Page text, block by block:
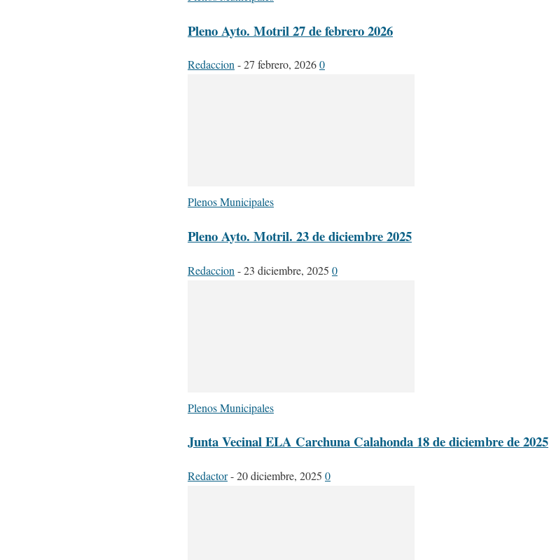
Pleno Ayto. Motril 27 de febrero 2026
Redaccion-27 febrero, 20260
Plenos Municipales
Pleno Ayto. Motril. 23 de diciembre 2025
Redaccion -23 diciembre, 2025 0
Plenos Municipales
Junta Vecinal ELA Carchuna Calahonda 18 de diciembre de 2025
Redactor-20 diciembre, 2025 0